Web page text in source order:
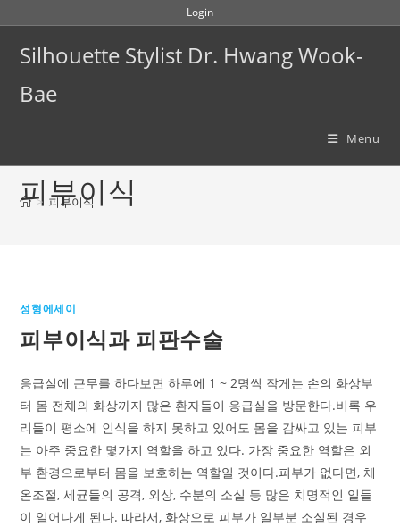
content
Login
Silhouette Stylist Dr. Hwang Wook-
Bae
Menu
피부이식
> 피부이식
성형에세이
피부이식과 피판수술
응급실에 근무를 하다보면 하루에 1 ~ 2명씩 작게는 손의 화상부
터 몸 전체의 화상까지 많은 환자들이 응급실을 방문한다.비록 우
리들이 평소에 인식을 하지 못하고 있어도 몸을 감싸고 있는 피부
는 아주 중요한 몇가지 역할을 하고 있다. 가장 중요한 역할은 외
부 환경으로부터 몸을 보호하는 역할일 것이다.피부가 없다면, 체
온조절, 세균들의 공격, 외상, 수분의 소실 등 많은 치명적인 일들
이 일어나게 된다. 따라서, 화상으로 피부가 일부분 소실된 경우